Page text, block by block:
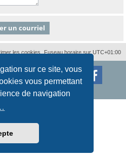
sur ce site, vous
vous permettant
de navigation
Fuseau horaire sur UTC+01:00
les cookies
phpBB Limited